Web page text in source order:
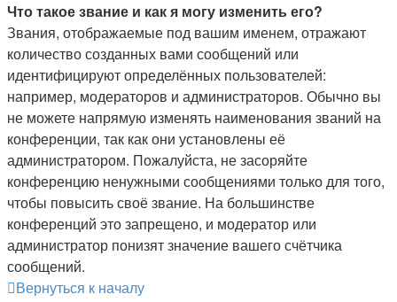
Что такое звание и как я могу изменить его?
Звания, отображаемые под вашим именем, отражают
количество созданных вами сообщений или
идентифицируют определённых пользователей:
например, модераторов и администраторов. Обычно вы
не можете напрямую изменять наименования званий на
конференции, так как они установлены её
администратором. Пожалуйста, не засоряйте
конференцию ненужными сообщениями только для того,
чтобы повысить своё звание. На большинстве
конференций это запрещено, и модератор или
администратор понизят значение вашего счётчика
сообщений.
Вернуться к началу